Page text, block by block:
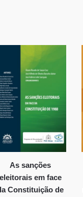
As sanções
em face
Constituição de